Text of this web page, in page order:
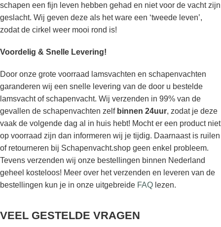
schapen een fijn leven hebben gehad en niet voor de vacht zijn
geslacht. Wij geven deze als het ware een ‘tweede leven’,
zodat de cirkel weer mooi rond is!
Voordelig & Snelle Levering!
Door onze grote voorraad lamsvachten en schapenvachten
garanderen wij een snelle levering van de door u bestelde
lamsvacht of schapenvacht. Wij verzenden in 99% van de
gevallen de schapenvachten zelf binnen 24uur, zodat je deze
vaak de volgende dag al in huis hebt! Mocht er een product niet
op voorraad zijn dan informeren wij je tijdig. Daarnaast is ruilen
of retourneren bij Schapenvacht.shop geen enkel probleem.
Tevens verzenden wij onze bestellingen binnen Nederland
geheel kosteloos! Meer over het verzenden en leveren van de
bestellingen kun je in onze uitgebreide FAQ lezen.
VEEL GESTELDE VRAGEN